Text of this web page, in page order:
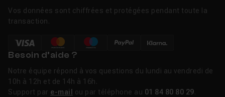
Vos données sont chiffrées et protégées pendant toute la
transaction.
Besoin d’aide ?
Notre équipe répond à vos questions du lundi au vendredi de
10h à 12h et de 14h à 16h.
Support par e-mail ou par téléphone au 01 84 80 80 29